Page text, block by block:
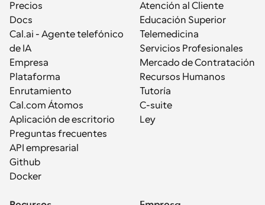
Precios
Docs
Cal.ai - Agente telefónico
de IA
Empresa
Plataforma
Enrutamiento
Cal.com Átomos
Aplicación de escritorio
Preguntas frecuentes
API empresarial
Github
Docker
Atención al Cliente
Educación Superior
Telemedicina
Servicios Profesionales
Mercado de Contratación
Recursos Humanos
Tutoría
C-suite
Ley